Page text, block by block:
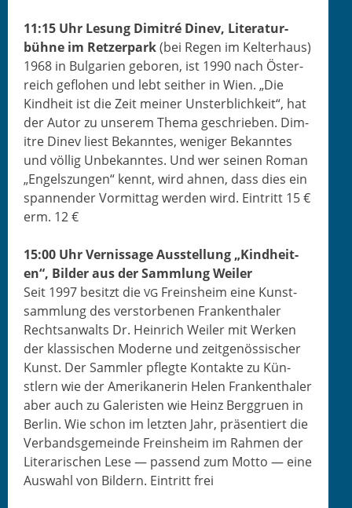
11:15 Uhr Lesung Dim­itré Dinev, Lit­er­atur­
bühne im Ret­zer­park(bei Regen im Kelterhaus)
1968 in Bul­gar­ien geboren, ist 1990 nach Öster­
re­ich geflo­hen und lebt sei­ther in Wien. „Die
Kind­heit ist die Zeit mein­er Unsterblichkeit“, hat
der Autor zu unserem The­ma geschrieben. Dim­
itre Dinev liest Bekan­ntes, weniger Bekan­ntes
und völ­lig Unbekan­ntes. Und wer seinen Roman
„Engel­szun­gen“ ken­nt, wird ahnen, dass dies ein
span­nen­der Vor­mit­tag wer­den wird. Ein­tritt 15 €
erm. 12 €
15:00 Uhr Vernissage Ausstel­lung „Kind­heit­
en“, Bilder aus der Samm­lung Weiler
Seit 1997 besitzt die VG Frein­sheim eine Kun­st­
samm­lung des ver­stor­be­nen Franken­thaler
Recht­san­walts Dr. Hein­rich Weil­er mit Werken
der klas­sis­chen Mod­erne und zeit­genös­sis­ch­er
Kun­st. Der Samm­ler pflegte Kon­tak­te zu Kün­
stlern wie der Amerikaner­in Helen Franken­thaler
aber auch zu Galeris­ten wie Heinz Berggru­en in
Berlin. Wie schon im let­zten Jahr, präsen­tiert die
Ver­bands­ge­meinde Frein­sheim im Rah­men der
Lit­er­arischen Lese — passend zum Mot­to — eine
Auswahl von Bildern. Ein­tritt frei